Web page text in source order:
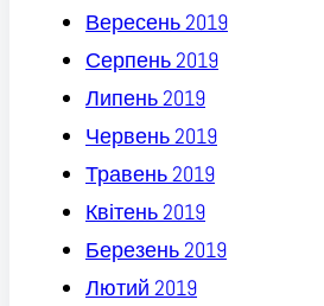
Вересень 2019
Серпень 2019
Липень 2019
Червень 2019
Травень 2019
Квітень 2019
Березень 2019
Лютий 2019